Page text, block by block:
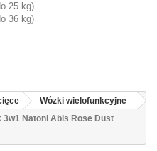
25 kg)
36 kg)
Wózki wielofunkcyjne
3w1 Natoni Abis Rose Dust